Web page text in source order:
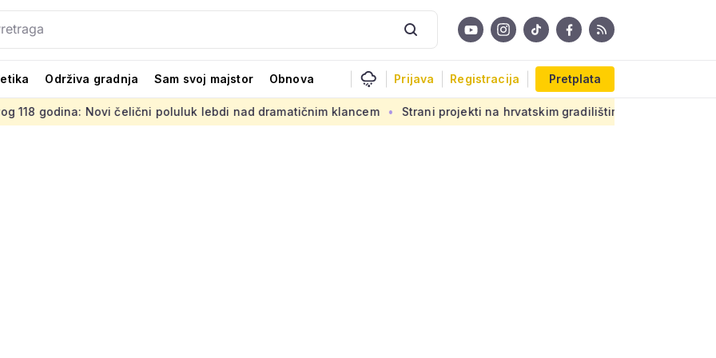
Održiva gradnja Sam svoj majstor Obnova Prijava Registracija Pretplata
Novi čelični poluluk lebdi nad dramatičnim klancem Strani projekti na hrvatskim gradilištima: Novi propis donosi